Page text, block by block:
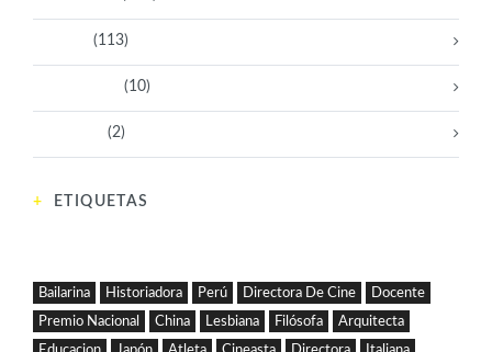
(113)
(10)
(2)
ETIQUETAS
Bailarina Historiadora Perú Directora De Cine
Docente
Premio Nacional
China Lesbiana Filósofa
Arquitecta